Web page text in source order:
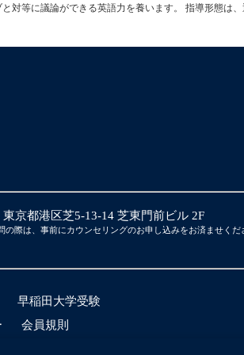
対等に議論ができる英語力を養います。 指導形態は、
東京都港区芝5-13-14 芝東門前ビル 2F
の際は、事前にカウンセリングのお申し込みをお済ませくだ
早稲田大学受験
会員規則